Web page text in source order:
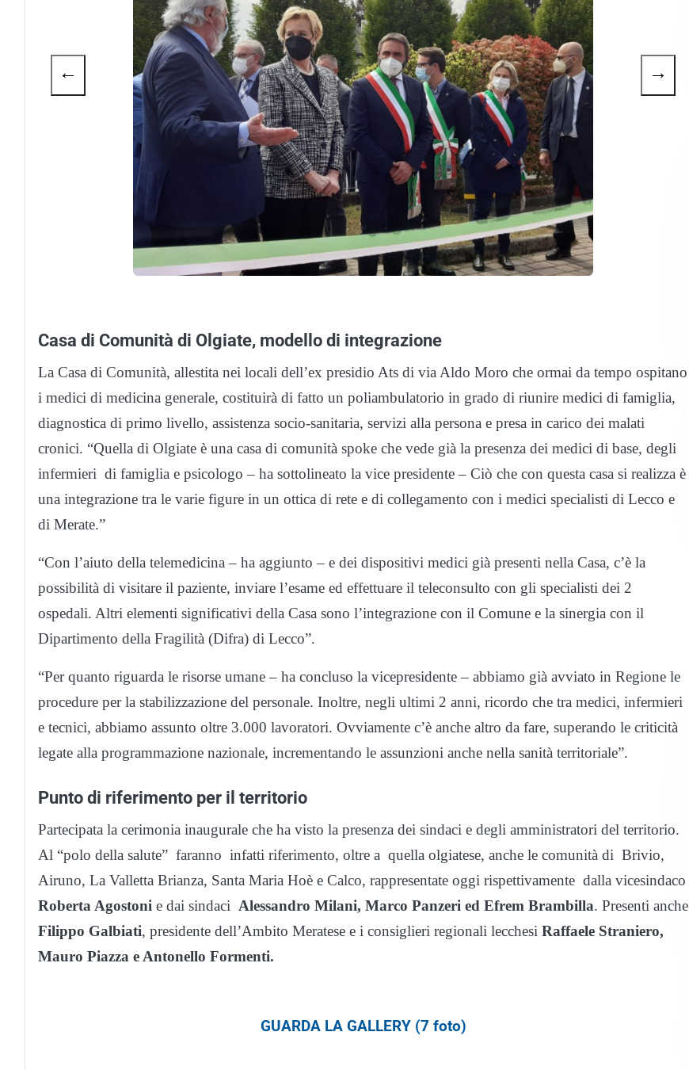
← →
Casa di Comunità di Olgiate, modello di integrazione
La Casa di Comunità, allestita nei locali dell’ex presidio Ats di via Aldo Moro che ormai da tempo ospitano
i medici di medicina generale, costituirà di fatto un poliambulatorio in grado di riunire medici di famiglia,
diagnostica di primo livello, assistenza socio-sanitaria, servizi alla persona e presa in carico dei malati
cronici. “Quella di Olgiate è una casa di comunità spoke che vede già la presenza dei medici di base, degli
infermieri di famiglia e psicologo – ha sottolineato la vice presidente – Ciò che con questa casa si realizza è
una integrazione tra le varie figure in un ottica di rete e di collegamento con i medici specialisti di Lecco e
di Merate.”
“Con l’aiuto della telemedicina – ha aggiunto – e dei dispositivi medici già presenti nella Casa, c’è la
possibilità di visitare il paziente, inviare l’esame ed effettuare il teleconsulto con gli specialisti dei 2
ospedali. Altri elementi significativi della Casa sono l’integrazione con il Comune e la sinergia con il
Dipartimento della Fragilità (Difra) di Lecco”.
“Per quanto riguarda le risorse umane – ha concluso la vicepresidente – abbiamo già avviato in Regione le
procedure per la stabilizzazione del personale. Inoltre, negli ultimi 2 anni, ricordo che tra medici, infermieri
e tecnici, abbiamo assunto oltre 3.000 lavoratori. Ovviamente c’è anche altro da fare, superando le criticità
legate alla programmazione nazionale, incrementando le assunzioni anche nella sanità territoriale”.
Punto di riferimento per il territorio
Partecipata la cerimonia inaugurale che ha visto la presenza dei sindaci e degli amministratori del territorio.
Al “polo della salute” faranno infatti riferimento, oltre a quella olgiatese, anche le comunità di Brivio,
Airuno, La Valletta Brianza, Santa Maria Hoè e Calco, rappresentate oggi rispettivamente dalla vicesindaco
Roberta Agostoni e dai sindaci Alessandro Milani, Marco Panzeri ed Efrem Brambilla. Presenti anche
Filippo Galbiati, presidente dell’Ambito Meratese e i consiglieri regionali lecchesi Raffaele Straniero,
Mauro Piazza e Antonello Formenti.
GUARDA LA GALLERY (7 foto)